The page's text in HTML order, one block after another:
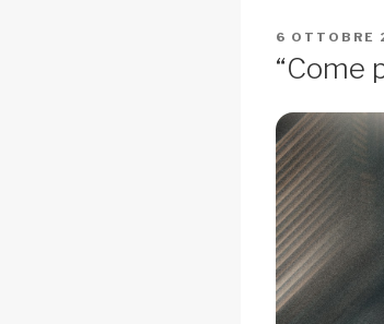
PUBBLICATO
6 OTTOBRE
“Come